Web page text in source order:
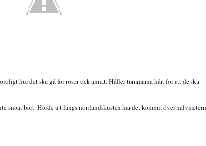
hur det ska gå för rosor och annat. Håller tummarna hårt för att de ska
snöat bort. Hörde att längs norrlandskusten har det kommit över halvmetern